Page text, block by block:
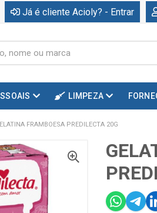
Já é cliente Acioly? - Entrar
LIMPEZA
FRAMBOESA PREDILECTA 20G